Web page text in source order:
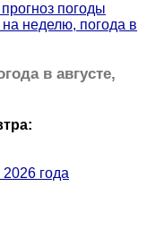
погоды
на неделю, погода в
в августе,
года